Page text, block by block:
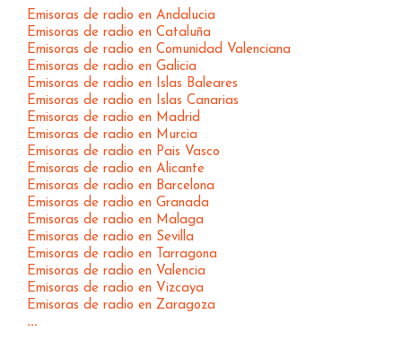
Emisoras de radio en Andalucia
Emisoras de radio en Cataluña
Emisoras de radio en Comunidad Valenciana
Emisoras de radio en Galicia
Emisoras de radio en Islas Baleares
Emisoras de radio en Islas Canarias
Emisoras de radio en Madrid
Emisoras de radio en Murcia
Emisoras de radio en Pais Vasco
Emisoras de radio en Alicante
Emisoras de radio en Barcelona
Emisoras de radio en Granada
Emisoras de radio en Malaga
Emisoras de radio en Sevilla
Emisoras de radio en Tarragona
Emisoras de radio en Valencia
Emisoras de radio en Vizcaya
Emisoras de radio en Zaragoza
...